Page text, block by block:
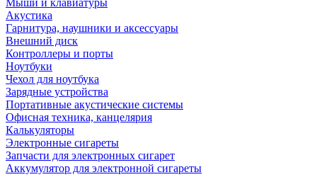
Мыши и клавиатуры
Акустика
Гарнитура, наушники и аксессуары
Внешний диск
Контроллеры и порты
Ноутбуки
Чехол для ноутбука
Зарядные устройства
Портативные акустические системы
Офисная техника, канцелярия
Калькуляторы
Электронные сигареты
Запчасти для электронных сигарет
Аккумулятор для электронной сигареты